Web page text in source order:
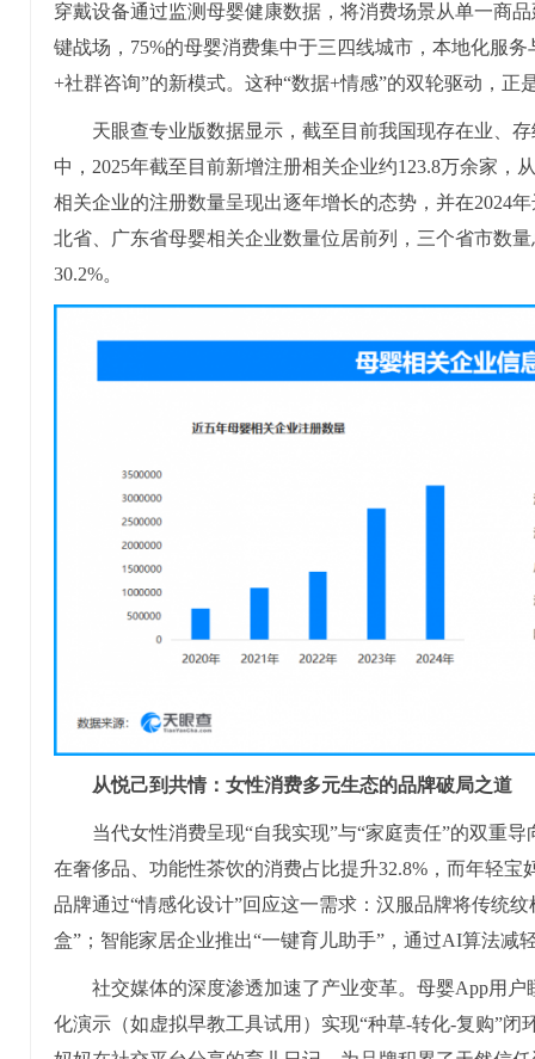
穿戴设备通过监测母婴健康数据，将消费场景从单一商
键战场，75%的母婴消费集中于三四线城市，本地化服
+社群咨询”的新模式。这种“数据+情感”的双轮驱动，正
天眼查专业版数据显示，截至目前我国现存在业、
中，2025年截至目前新增注册相关企业约123.8万余家，
相关企业的注册数量呈现出逐年增长的态势，并在2024
北省、广东省母婴相关企业数量位居前列，三个省市数
30.2%。
从悦己到共情：女性消费多元生态的品牌破局之道
当代女性消费呈现“自我实现”与“家庭责任”的双重
在奢侈品、功能性茶饮的消费占比提升32.8%，而年轻
品牌通过“情感化设计”回应这一需求：汉服品牌将传统
盒”；智能家居企业推出“一键育儿助手”，通过AI算法减
社交媒体的深度渗透加速了产业变革。母婴App用
化演示（如虚拟早教工具试用）实现“种草-转化-复购”闭